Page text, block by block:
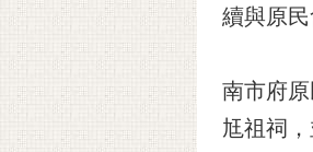
續與原
南市府
尪祖祠